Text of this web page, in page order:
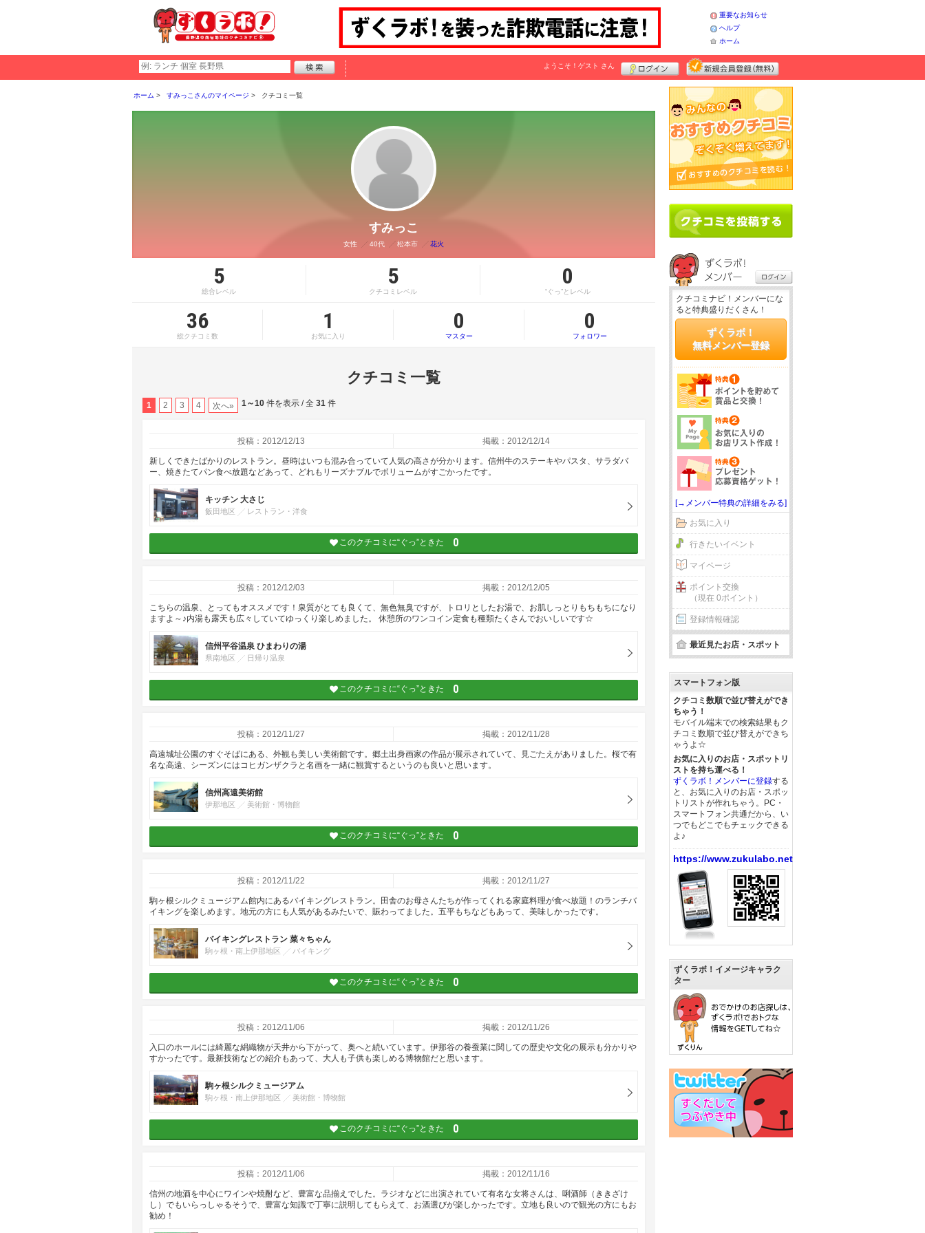
重要なお知らせ
ヘルプ
ホーム
ようこそ！ ゲスト さん
ホーム すみっこさんのマイページ クチコミ一覧
すみっこ
女性 40代 松本市 花火
5
総合レベル
5
クチコミレベル
0
“ぐっ”とレベル
36
総クチコミ数
1
お気に入り
0
マスター
0
フォロワー
クチコミ一覧
1 2 3 4 次へ» 1～10 件を表示 / 全 31 件
投稿：2012/12/13 掲載：2012/12/14
新しくできたばかりのレストラン。昼時はいつも混み合っていて人気の高さが分かります。信州牛のステーキやパスタ、サラダバ
ー、焼きたてパン食べ放題などあって、どれもリーズナブルでボリュームがすごかったです。
キッチン 大さじ
飯田地区 レストラン・洋食
このクチコミに“ぐっ”ときた 0
投稿：2012/12/03 掲載：2012/12/05
こちらの温泉、とってもオススメです！泉質がとても良くて、無色無臭ですが、トロリとしたお湯で、お肌しっとりもちもちになり
ますよ～♪内湯も露天も広々していてゆっくり楽しめました。 休憩所のワンコイン定食も種類たくさんでおいしいです☆
信州平谷温泉 ひまわりの湯
県南地区 日帰り温泉
このクチコミに“ぐっ”ときた 0
投稿：2012/11/27 掲載：2012/11/28
高遠城址公園のすぐそばにある、外観も美しい美術館です。郷土出身画家の作品が展示されていて、見ごたえがありました。桜で有
名な高遠、シーズンにはコヒガンザクラと名画を一緒に観賞するというのも良いと思います。
信州高遠美術館
伊那地区 美術館・博物館
このクチコミに“ぐっ”ときた 0
投稿：2012/11/22 掲載：2012/11/27
駒ヶ根シルクミュージアム館内にあるバイキングレストラン。田舎のお母さんたちが作ってくれる家庭料理が食べ放題！のランチバ
イキングを楽しめます。地元の方にも人気があるみたいで、賑わってました。五平もちなどもあって、美味しかったです。
バイキングレストラン 菜々ちゃん
駒ヶ根・南上伊那地区 バイキング
このクチコミに“ぐっ”ときた 0
投稿：2012/11/06 掲載：2012/11/26
入口のホールには綺麗な絹織物が天井から下がって、奥へと続いています。伊那谷の養蚕業に関しての歴史や文化の展示も分かりや
すかったです。最新技術などの紹介もあって、大人も子供も楽しめる博物館だと思います。
駒ヶ根シルクミュージアム
駒ヶ根・南上伊那地区 美術館・博物館
このクチコミに“ぐっ”ときた 0
投稿：2012/11/06 掲載：2012/11/16
信州の地酒を中心にワインや焼酎など、豊富な品揃えでした。ラジオなどに出演されていて有名な女将さんは、唎酒師（ききざけ
し）でもいらっしゃるそうで、豊富な知識で丁寧に説明してもらえて、お酒選びが楽しかったです。立地も良いので観光の方にもお
勧め！
クチコミナビ！メンバーにな
ると特典盛りだくさん！
ずくラボ！
無料メンバー登録
[→メンバー特典の詳細をみる]
お気に入り
行きたいイベント
マイページ
ポイント交換
（現在 0ポイント）
登録情報確認
最近見たお店・スポット
スマートフォン版
クチコミ数順で並び替えができ
ちゃう！
モバイル端末での検索結果もク
チコミ数順で並び替えができち
ゃうよ☆
お気に入りのお店・スポットリ
ストを持ち運べる！
ずくラボ！メンバーに登録する
と、お気に入りのお店・スポッ
トリストが作れちゃう。PC・
スマートフォン共通だから、い
つでもどこでもチェックできる
よ♪
https://www.zukulabo.net/
ずくラボ！イメージキャラク
ター